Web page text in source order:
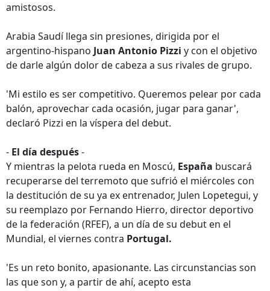
amistosos.
Arabia Saudí llega sin presiones, dirigida por el
argentino-hispano Juan Antonio Pizzi y con el objetivo
de darle algún dolor de cabeza a sus rivales de grupo.
'Mi estilo es ser competitivo. Queremos pelear por cada
balón, aprovechar cada ocasión, jugar para ganar',
declaró Pizzi en la víspera del debut.
- El día después-
Y mientras la pelota rueda en Moscú, España buscará
recuperarse del terremoto que sufrió el miércoles con
la destitución de su ya ex entrenador, Julen Lopetegui, y
su reemplazo por Fernando Hierro, director deportivo
de la federación (RFEF), a un día de su debut en el
Mundial, el viernes contra Portugal.
'Es un reto bonito, apasionante. Las circunstancias son
las que son y, a partir de ahí, acepto esta